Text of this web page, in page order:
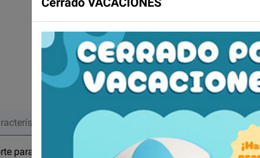
Aplazame De 2 a 30 meses (immediata)
Añadir a la cesta
para poder colgar el orinal en la cama, teniendo mas a